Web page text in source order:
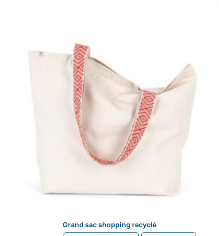
la
page
du
produit
Grand sac shopping recyclé